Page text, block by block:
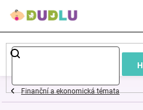
Dětské
a
Finanční a ekonomická témata